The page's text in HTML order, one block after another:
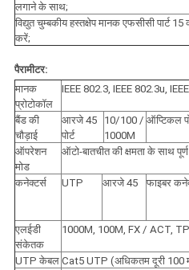
लगाने के साथ;
विद्युत चुम्बकीय हस्तक्षेप मानक एफसीसी पार्ट
करें;
पैरामीटर:
मानक
प्रोटोकॉल
IEEE 802.3, IEEE 802.3u,
बैंड की
चौड़ाई
आरजे 45
पोर्ट
10/100 /
1000M
ऑप्टिकल
ऑपरेशन
मोड
ऑटो-बातचीत की क्षमता के साथ
कनेक्टर्स UTP आरजे 45 फाइबर
एलईडी
संकेतक
1000M, 100M, FX / ACT,
UTP केबल Cat5 UTP (अधिकतम दूरी 100